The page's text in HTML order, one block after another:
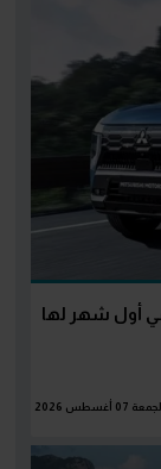
أول شهر لها
07 أغسطس 2026